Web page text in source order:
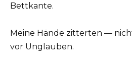
Bettkante.
Meine Hände zitterten —
vor Unglauben.